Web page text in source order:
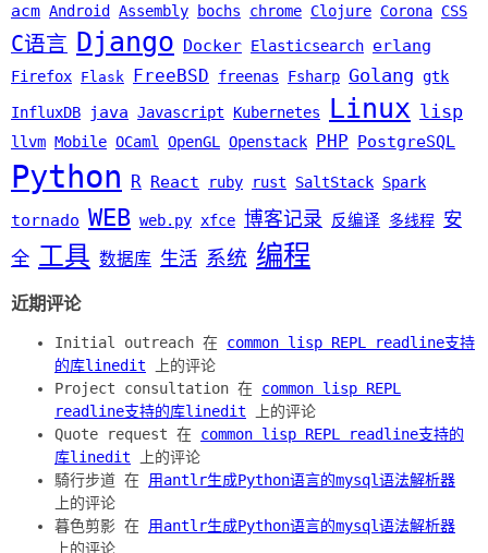
acm Android Assembly bochs chrome Clojure Corona CSS
C语言 Django Docker Elasticsearch erlang
Firefox Flask FreeBSD freenas Fsharp Golang gtk
InfluxDB java Javascript Kubernetes Linux lisp
llvm Mobile OCaml OpenGL Openstack PHP PostgreSQL
Python R React ruby rust SaltStack Spark
tornado WEB web.py xfce 博客记录 反编译 多线程 安
全 工具 数据库 生活 系统 编程
近期评论
Initial outreach 在 common lisp REPL readline支持
的库linedit 上的评论
Project consultation 在 common lisp REPL
readline支持的库linedit 上的评论
Quote request 在 common lisp REPL readline支持的
库linedit 上的评论
騎行步道 在 用antlr生成Python语言的mysql语法解析器
上的评论
暮色剪影 在 用antlr生成Python语言的mysql语法解析器
上的评论